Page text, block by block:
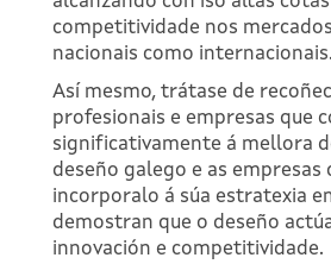
competitividade nos
nacionais como internacionais.
Así mesmo, trátase de
profesionais e empresas que
significativamente á mellora
deseño galego e as empresas
incorporalo á súa estratexia
demostran que o deseño
innovación e competitividade.